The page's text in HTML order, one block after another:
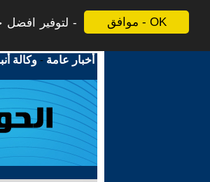
موافق - OK
لتوفير افضل
أخبار عامة -وكالة